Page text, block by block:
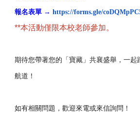
報名表單 → https://forms.gle/
**本活動僅限本校老師參加。
期待您帶著您的「寶藏」共襄盛舉，一起
航道！
如有相關問題，歡迎來電或來信詢問！